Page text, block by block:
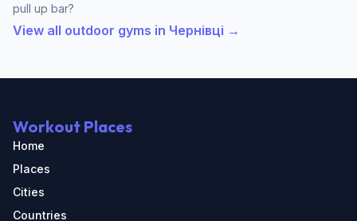
pull up bar?
View all outdoor gyms in Чернівці →
Workout Places
Home
Places
Cities
Countries